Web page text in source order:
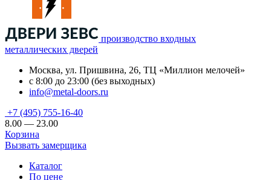
производство входных
металлических дверей
Москва, ул. Пришвина, 26, ТЦ «Миллион мелочей»
с 8:00 до 23:00 (без выходных)
info@metal-doors.ru
+7 (495) 755-16-40
8.00 — 23.00
Корзина
Вызвать замерщика
Каталог
По цене